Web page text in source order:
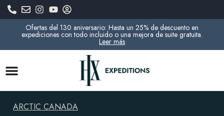
Ofertas del 130 aniversario: Hasta un 25% de descuento en
expediciones con todo incluido o una mejora de suite gratuita.
Leer más
ARCTIC CANADA